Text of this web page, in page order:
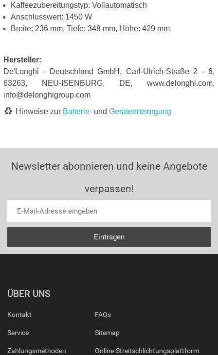
Kaffeezubereitungstyp: Vollautomatisch
Anschlusswert: 1450 W
Breite: 236 mm, Tiefe: 348 mm, Höhe: 429 mm
Hersteller:
De'Longhi - Deutschland GmbH, Carl-Ulrich-Straße 2 - 6,
63263, NEU-ISENBURG, DE, www.delonghi.com,
info@delonghigroup.com
Hinweise zur Batterie- und Geräteentsorgung
Newsletter abonnieren und keine Angebote
verpassen!
ÜBER UNS
Kontakt
Service
Zahlungsmethoden
FAQs
Sitemap
Online-Streitschlichtungsplattform